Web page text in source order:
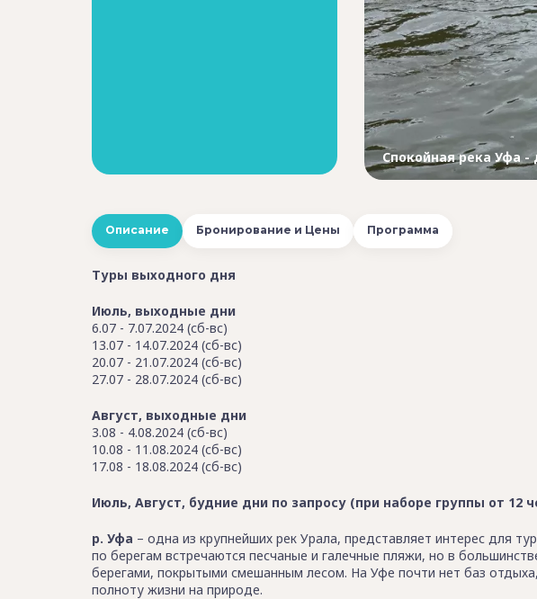
Спокойная река Уфа -
Описание Бронирование и Цены Программа
Туры выходного дня
Июль, выходные дни
6.07 - 7.07.2024 (сб-вс)
13.07 - 14.07.2024 (сб-вс)
20.07 - 21.07.2024 (сб-вс)
27.07 - 28.07.2024 (сб-вс)
Август, выходные дни
3.08 - 4.08.2024 (сб-вс)
10.08 - 11.08.2024 (сб-вс)
17.08 - 18.08.2024 (сб-вс)
Июль, Август, будние дни по запросу (при наборе группы от 12
р. Уфа – одна из крупнейших рек Урала, представляет интерес для
по берегам встречаются песчаные и галечные пляжи, но в
берегами, покрытыми смешанным лесом. На Уфе почти нет баз
полноту жизни на природе.